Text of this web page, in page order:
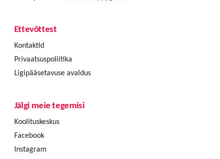
Ettevõttest
Kontaktid
Privaatsuspoliitika
Ligipääsetavuse avaldus
Jälgi meie tegemisi
Koolituskeskus
Facebook
Instagram